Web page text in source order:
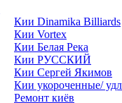
Кии Dinamika Billiards
Кии Vortex
Кии Белая Река
Кии РУССКИЙ
Кии Сергей Якимов
Кии укороченные/
Ремонт киёв